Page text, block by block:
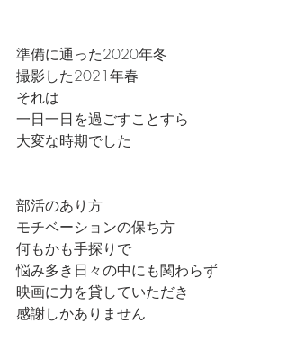
準備に通った2020年冬
撮影した2021年春
それは
一日一日を過ごすことすら
大変な時期でした
部活のあり方
モチベーションの保ち方
何もかも手探りで
悩み多き日々の中にも関わらず
映画に力を貸していただき
感謝しかありません